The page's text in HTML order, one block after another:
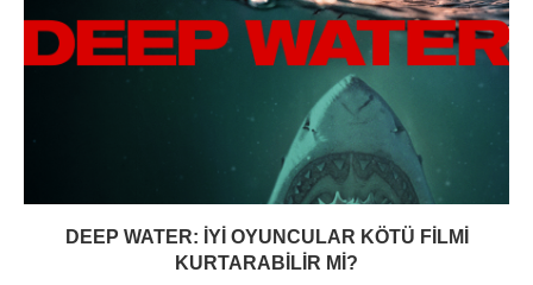
DEEP WATER: İYI OYUNCULAR KÖTÜ FILMI
KURTARABILIR MI?